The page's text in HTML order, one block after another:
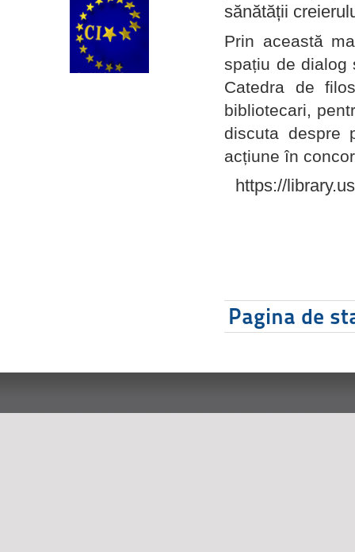
sănătății
Prin această
spațiu de dialog
Catedra de
bibliotecari,
discuta despre
acțiune în
https://
Pagina de